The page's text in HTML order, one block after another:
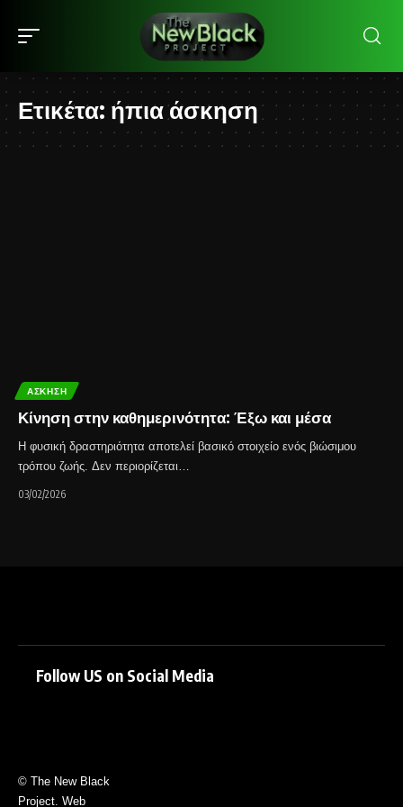
Ετικέτα: ήπια άσκηση
ΆΣΚΗΣΗ
Κίνηση στην καθημερινότητα: Έξω και μέσα
Η φυσική δραστηριότητα αποτελεί βασικό στοιχείο ενός βιώσιμου
τρόπου ζωής. Δεν περιορίζεται…
03/02/2026
Follow US on Social Media
© The New Black
Project. Web